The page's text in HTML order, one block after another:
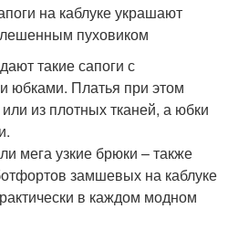
на каблуке украшают
пуховиком
такие сапоги с
юбками. Платья при этом
из плотных тканей, а юбки
мега узкие брюки – также
замшевых на каблуке
в каждом модном